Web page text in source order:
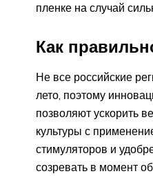
пленке на случай
Как
Не все российские
лето, поэтому
позволяют ускорить
культуры с
стимуляторов и
созревать в момент